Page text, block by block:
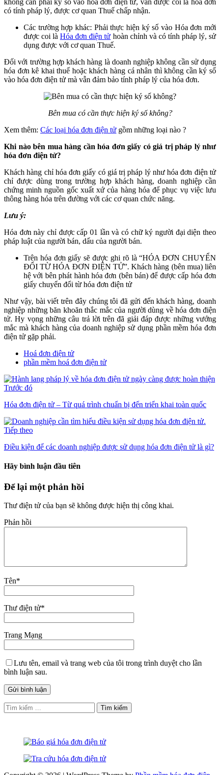
không cần phải ký số vào hóa đơn điện tử, vẫn được coi là hóa đơn
có tính pháp lý, được cơ quan Thuế chấp nhận.
Các trường hợp khác: Phải thực hiện ký số vào Hóa đơn mới
được coi làHóa đơn điện tử hoàn chỉnh và có tính pháp lý, sử
dụng được với cơ quan Thuế.
Đối với trường hợp khách hàng là doanh nghiệp không cần sử dụng
hóa đơn kê khai thuế hoặc khách hàng cá nhân thì không cần ký số
vào hóa đơn điện tử mà vẫn đảm bảo tính pháp lý của hóa đơn.
Bên mua có cần thực hiện ký số không?
Xem thêm: Các loại hóa đơn điện tử gồm những loại nào ?
Khi nào bên mua hàng cần hóa đơn giấy có giá trị pháp lý như
hóa đơn điện tử?
Khách hàng chỉ hóa đơn giấy có giá trị pháp lý như hóa đơn điện tử
chỉ được dùng trong trường hợp khách hàng, doanh nghiệp cần
chứng minh nguồn gốc xuất xứ của hàng hóa để phục vụ việc lưu
thông hàng hóa trên đường với các cơ quan chức năng.
Lưu ý:
Hóa đơn này chỉ được cấp 01 lần và có chữ ký người đại diện theo
pháp luật của người bán, dấu của người bán.
Trên hóa đơn giấy sẽ được ghi rõ là “HÓA ĐƠN CHUYỂN
ĐỔI TỪ HÓA ĐƠN ĐIỆN TỬ”. Khách hàng (bên mua) liên
hệ với bên phát hành hóa đơn (bên bán) để được cấp hóa đơn
giấy chuyển đổi từ hóa đơn điện tử
Như vậy, bài viết trên đây chúng tôi đã gửi đến khách hàng, doanh
nghiệp những băn khoăn thắc mắc của người dùng về hóa đơn điện
tử. Hy vọng những câu trả lời trên đã giải đáp được những vướng
mắc mà khách hàng của doanh nghiệp sử dụng phần mềm hóa đơn
điện tử gặp phải.
Hoá đơn điện tử
phần mềm hoá đơn điện tử
Trước đó
Hóa đơn điện tử – Từ quá trình chuẩn bị đến triển khai toàn quốc
Tiếp theo
Điều kiện để các doanh nghiệp được sử dụng hóa đơn điện tử là gì?
Hãy bình luận đầu tiên
Để lại một phản hồi
Thư điện tử của bạn sẽ không được hiện thị công khai.
Phản hồi
Tên*
Thư điện tử*
Trang Mạng
Lưu tên, email và trang web của tôi trong trình duyệt cho lần
bình luận sau.
Tìm
kiếm